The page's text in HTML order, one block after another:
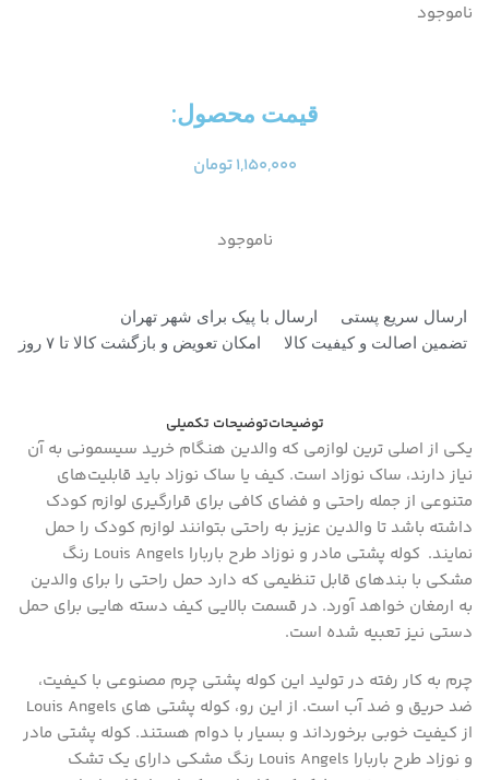
ناموجود
قیمت محصول:​
۱,۱۵۰,۰۰۰تومان
ناموجود
ارسال سریع پستی
ارسال با پیک برای شهر تهران
تضمین اصالت و کیفیت کالا
امکان تعویض و بازگشت کالا تا ۷ روز
توضیحاتتوضیحات تکمیلی
یکی از اصلی ترین لوازمی که والدین هنگام خرید سیسمونی به آن
نیاز دارند، ساک نوزاد است. کیف یا ساک نوزاد باید قابلیت‌های
متنوعی از جمله راحتی و فضای کافی برای قرارگیری لوازم کودک
داشته باشد تا والدین عزیز به راحتی بتوانند لوازم کودک را حمل
نمایند. کوله پشتی مادر و نوزاد طرح باربارا Louis Angels رنگ
مشکی با بندهای قابل تنظیمی که دارد حمل راحتی را برای والدین
به ارمغان خواهد آورد. در قسمت بالایی کیف دسته هایی برای حمل
دستی نیز تعبیه شده است.
چرم به کار رفته در تولید این کوله پشتی چرم مصنوعی با کیفیت،
ضد حریق و ضد آب است. از این رو، کوله پشتی های Louis Angels
از کیفیت خوبی برخورداند و بسیار با دوام هستند. کوله پشتی مادر
و نوزاد طرح باربارا Louis Angels رنگ مشکی دارای یک تشک